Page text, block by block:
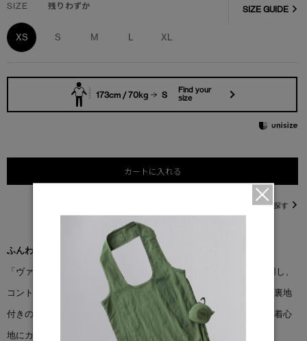
SIZE 残りわずか
XS S M L XL
SIZE GUIDE
173cm / 70kg S
Find your
size
カートに入れる
直営店在庫を探す
ふんわり滑らかなフリース素材で、快適に重ね着できるレイヤー
「ヴァーティカ フリース」は、ほどよい厚みのフリース素材を使用し、
コントラストカラーのポケットと袖パネルでアクセントをプラス。裏地
付きの二重構造の襟や、調節可能な裾・袖口で、自分にぴったりの着心
地にカスタマイズできます。